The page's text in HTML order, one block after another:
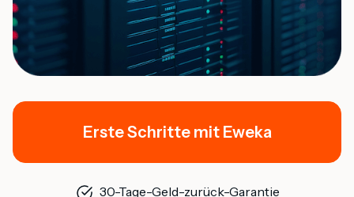
Erste Schritte mit Eweka
30-Tage-Geld-zurück-Garantie